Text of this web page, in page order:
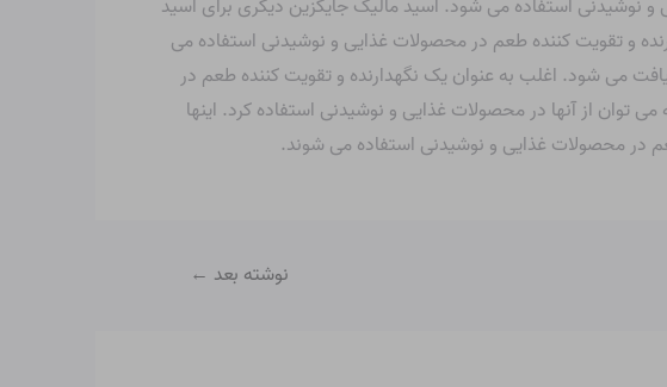
استفاده می شود. اسید مالیک جایگزین دیگری برای اسید
و تقویت کننده طعم در محصولات غذایی و نوشیدنی استفاده می
می شود. اغلب به عنوان یک نگهدارنده و تقویت کننده طعم در
از آنها در محصولات غذایی و نوشیدنی استفاده کرد. اینها
در محصولات غذایی و نوشیدنی استفاده می شوند.
نوشته بعد ←